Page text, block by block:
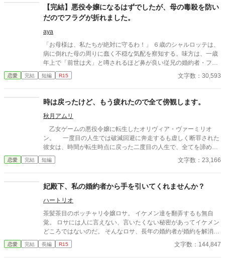
ら彼女の類まれなる意匠の才能と清らかな心を慕っていた、隣国
の若き公爵カジミールだった。カジミールの領地で温かく迎えら
れ、本来の輝きを取り戻していくヴァランティーヌ。 一方、彼女
を失った伯爵邸は、ヴァランティーヌの細やかな差配がなくなっ
たことで急速に機能不全に陥り、没落の一途をたどる。激しい後
悔に苛まれたエリファスは彼女を連れ戻そうとするが、そこには
驚くべき真実と、完璧なまでの「ざまぁ」が待ち受けていた。
【完結】悪役令嬢になるはずでしたが、母の毒殺を防い
だのでフラグが折れました。
aya
「お母様は、私たちが絶対に守るわ！」 ６歳のシャルロッテは、
病に倒れた母の周りに蠢く不穏な気配を察知する。味方は、一歳
年上で「前世は犬」と噂されるほど鼻が良い従兄の婚約者・フェ
ルゼン。二人の小さな名探偵は、周囲には微笑ましい「推理ごっ
こ」に見せかけ、いたずらを武器に毒殺の陰謀を暴いていく！ 北
悪党どもを徹底的に叩き潰した十数年後――。 異母妹を名乗る少
恋愛 完結 短編 R15 文字数：30,593
時は戻ったけど、もう疲れたので全て傍観します。
秋月アムリ
乙女ゲームの悪役令嬢に転生したオリヴィア・ヴァーミリオ
ン。 一度目の人生では破滅回避に奔走するも虚しく断罪された
彼女は、時間が転生時点に戻った二度目の人生で、全てを諦めて
いた。 もう疲れた。どうせ無駄なら、せめて断罪の日まで穏や
かに眠って過ごしたい──そう願い、積極的に引きこもり傍観を決
者・セドリック王子が、なぜか彼女に献身的な優しさを見せ、
「今度こそ、私が君を守る」と誓うのだ。 運命に抗う気力さえ
失った令嬢が、思いがけない波乱に巻き込まれていく。全てを諦
めたはずの人生で、彼女を待ち受ける未来とは──
恋愛 完結 短編 文字数：23,166
妃殿下、私の婚約者から手を引いてくれませんか？
ハートリオ
茶髪茶目のポッチャリ令嬢ロサ。 イケメン達を翻弄するも無自
覚。 ロサには人に言えない、言いたくない秘密があってイケメン
どころではないのだ。 そんなロサ、長年の婚約者が婚約を解消し
ようとしているらしいと聞かされ… 剣、馬車、ドレスのヨーロッ
パ風異世界です。 御脱字、申し訳ございません。 1話が長めだと
恋愛 完結 長編 R15 文字数：144,847